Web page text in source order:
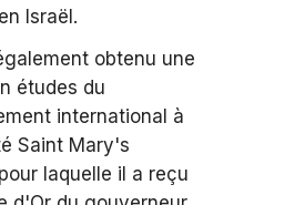
Israël.
obtenu une
études du
international à
Saint Mary's
laquelle il a reçu